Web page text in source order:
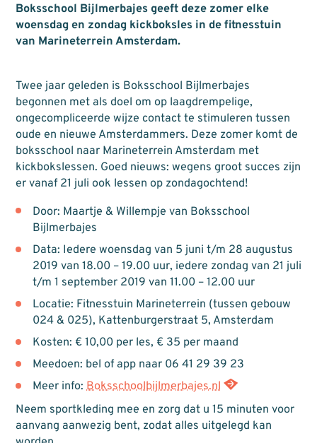
Boksschool Bijlmerbajes geeft deze zomer elke
woensdag en zondag kickboksles in de fitnesstuin
van Marineterrein Amsterdam.
Twee jaar geleden is Boksschool Bijlmerbajes
begonnen met als doel om op laagdrempelige,
ongecompliceerde wijze contact te stimuleren tussen
oude en nieuwe Amsterdammers. Deze zomer komt de
boksschool naar Marineterrein Amsterdam met
kickbokslessen. Goed nieuws: wegens groot succes zijn
er vanaf 21 juli ook lessen op zondagochtend!
Door: Maartje & Willempje van Boksschool
Bijlmerbajes
Data: Iedere woensdag van 5 juni t/m 28 augustus
2019 van 18.00 – 19.00 uur, iedere zondag van 21 juli
t/m 1 september 2019 van 11.00 – 12.00 uur
Locatie: Fitnesstuin Marineterrein (tussen gebouw
024 & 025), Kattenburgerstraat 5, Amsterdam
Kosten: € 10,00 per les, € 35 per maand
Meedoen: bel of app naar 06 41 29 39 23
Meer info:Boksschoolbijlmerbajes.nl
Neem sportkleding mee en zorg dat u 15 minuten voor
aanvang aanwezig bent, zodat alles uitgelegd kan